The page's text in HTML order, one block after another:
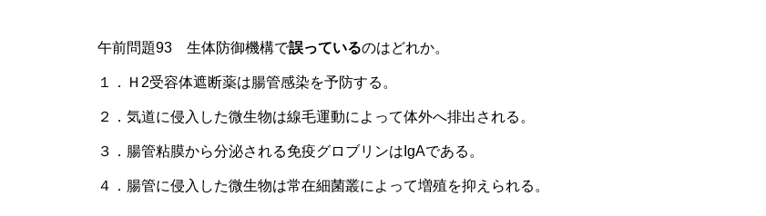
午前問題93 生体防御機構で誤っているのはどれか。
１．Ｈ2受容体遮断薬は腸管感染を予防する。
２．気道に侵入した微生物は線毛運動によって体外へ排出される。
３．腸管粘膜から分泌される免疫グロブリンはIgAである。
４．腸管に侵入した微生物は常在細菌叢によって増殖を抑えられる。